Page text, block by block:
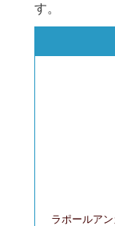
す。
ラポールア